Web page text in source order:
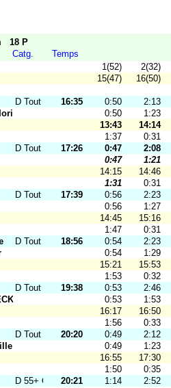
18 P
Catg.
Temps
1(52)
2(32)
15(47)
16(50)
D Tout Ages16:35 0:50
2:13
0:50
1:23
13:43
14:14
1:37
0:31
D Tout Ages17:26 0:47
2:08
0:47
1:21
14:15
14:46
1:31
0:31
D Tout Ages17:39 0:56
2:23
0:56
1:27
14:45
15:16
1:47
0:31
D Tout Ages18:56 0:54
2:23
0:54
1:29
15:21
15:53
1:53
0:32
D Tout Ages19:38 0:53
2:46
0:53
1:53
16:17
16:50
1:56
0:33
D Tout Ages20:20 0:49
2:12
0:49
1:23
16:55
17:30
1:50
0:35
D 55+ O 20:21 1:14
2:52